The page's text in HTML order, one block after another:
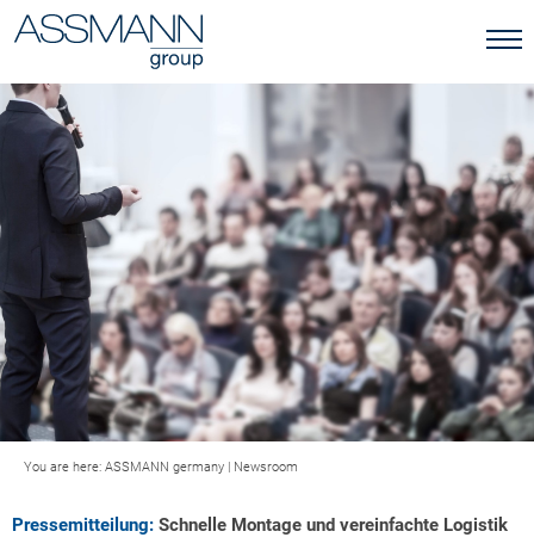
You are here: ASSMANN germany | Newsroom
Pressemitteilung: Schnelle Montage und vereinfachte Logistik